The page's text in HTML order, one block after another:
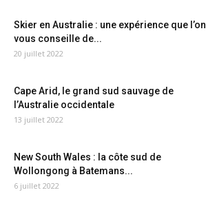
Skier en Australie : une expérience que l’on
vous conseille de...
20 juillet 2022
Cape Arid, le grand sud sauvage de
l’Australie occidentale
13 juillet 2022
New South Wales : la côte sud de
Wollongong à Batemans...
6 juillet 2022